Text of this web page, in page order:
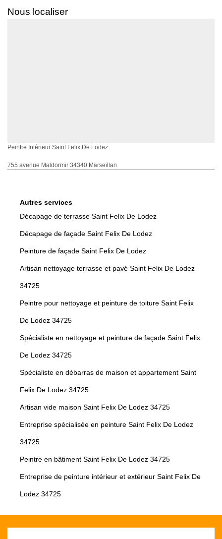
Nous localiser
Peintre Intérieur Saint Felix De Lodez
755 avenue Maldormir 34340 Marseillan
Autres services
Décapage de terrasse Saint Felix De Lodez
Décapage de façade Saint Felix De Lodez
Peinture de façade Saint Felix De Lodez
Artisan nettoyage terrasse et pavé Saint Felix De Lodez
34725
Peintre pour nettoyage et peinture de toiture Saint Felix
De Lodez 34725
Spécialiste en nettoyage et peinture de façade Saint Felix
De Lodez 34725
Spécialiste en débarras de maison et appartement Saint
Felix De Lodez 34725
Artisan vide maison Saint Felix De Lodez 34725
Entreprise spécialisée en peinture Saint Felix De Lodez
34725
Peintre en bâtiment Saint Felix De Lodez 34725
Entreprise de peinture intérieur et extérieur Saint Felix De
Lodez 34725